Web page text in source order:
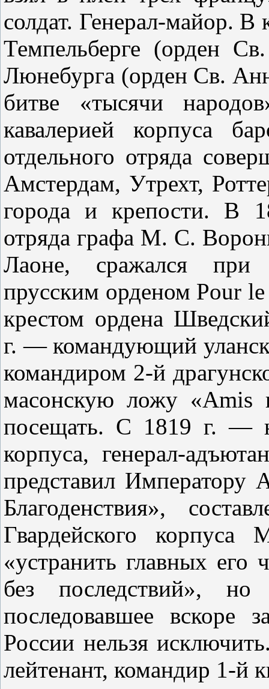
солдат. Генерал-майор. В
Темпельберге (орден
Люнебурга (орден Св.
битве «тысячи
кавалерией корпуса
отдельного отряда
Амстердам, Утрехт,
города и крепости. В
отряда графа М. С.
Лаоне, сражался при
прусским орденом Pour
крестом ордена
г. — командующий
командиром 2-й
масонскую ложу «Amis
посещать. С 1819 г. —
корпуса, генерал-
представил Императору
Благоденствия»,
Гвардейского
«устранить главных его
без последствий»,
последовавшее вскоре
России нельзя
лейтенант, командир 1-й